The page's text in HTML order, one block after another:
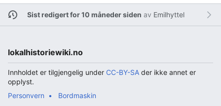
Sist redigert for 10 måneder siden av Emilhyttel
lokalhistoriewiki.no
Innholdet er tilgjengelig under CC-BY-SA der ikke annet er
opplyst.
Personvern
Bordmaskin